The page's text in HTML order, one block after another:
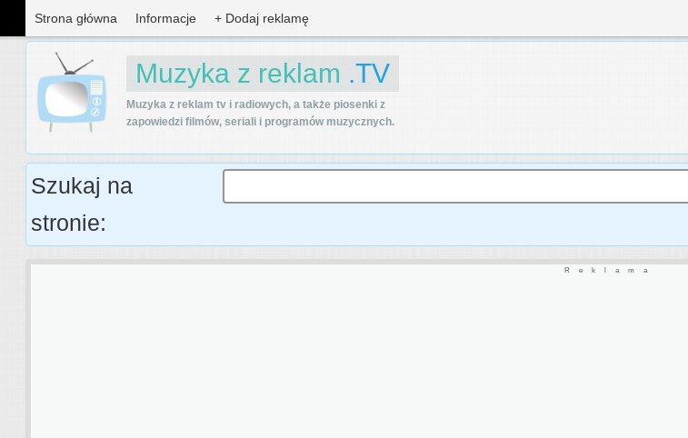
Strona główna Informacje + Dodaj reklamę
Muzyka z reklam .TV
Muzyka z reklam tv i radiowych, a także piosenki z
zapowiedzi filmów, seriali i programów muzycznych.
Szukaj na
stronie:
Reklama